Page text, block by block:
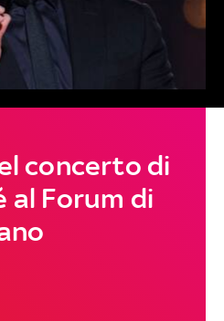
concerto di
al Forum di